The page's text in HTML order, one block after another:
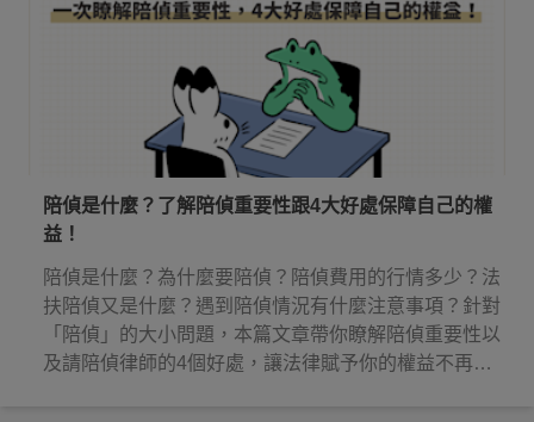
陪偵是什麼？了解陪偵重要性跟4大好處保障自己的權
益！
陪偵是什麼？為什麼要陪偵？陪偵費用的行情多少？法
扶陪偵又是什麼？遇到陪偵情況有什麼注意事項？針對
「陪偵」的大小問題，本篇文章帶你瞭解陪偵重要性以
及請陪偵律師的4個好處，讓法律賦予你的權益不再睡